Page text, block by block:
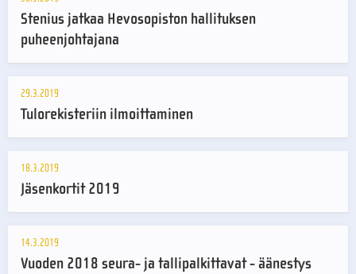
Stenius jatkaa Hevosopiston hallituksen
puheenjohtajana
29.3.2019
Tulorekisteriin ilmoittaminen
18.3.2019
Jäsenkortit 2019
14.3.2019
Vuoden 2018 seura- ja tallipalkittavat - äänestys